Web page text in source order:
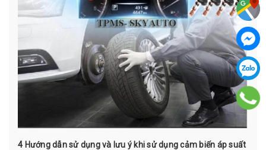
4 Hướng dẫn sử dụng và lưu ý khi sử dụng cảm biến áp suất